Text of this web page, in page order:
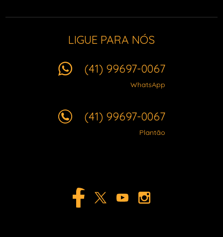
LIGUE PARA NÓS
(41) 99697-0067
WhatsApp
(41) 99697-0067
Plantão